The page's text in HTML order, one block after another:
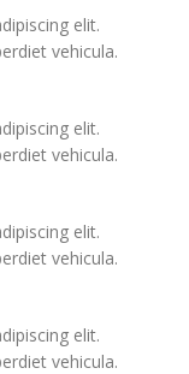
elit.
vehicula.
elit.
vehicula.
elit.
vehicula.
elit.
vehicula.